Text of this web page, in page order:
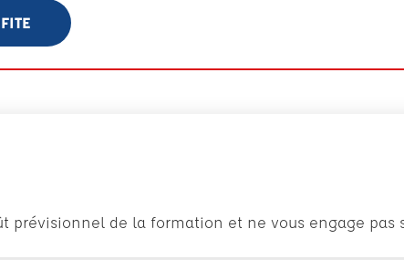
de la formation et ne vous engage pas